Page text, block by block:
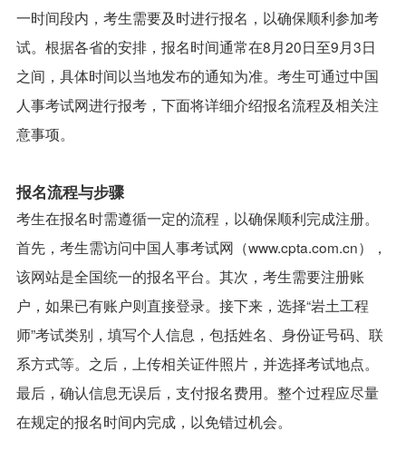
一时间段内，考生需要及时进行报名，以确保顺利参加考
试。根据各省的安排，报名时间通常在8月20日至9月3日
之间，具体时间以当地发布的通知为准。考生可通过中国
人事考试网进行报考，下面将详细介绍报名流程及相关注
意事项。
报名流程与步骤
考生在报名时需遵循一定的流程，以确保顺利完成注册。
首先，考生需访问中国人事考试网（www.cpta.com.cn），
该网站是全国统一的报名平台。其次，考生需要注册账
户，如果已有账户则直接登录。接下来，选择“岩土工程
师”考试类别，填写个人信息，包括姓名、身份证号码、联
系方式等。之后，上传相关证件照片，并选择考试地点。
最后，确认信息无误后，支付报名费用。整个过程应尽量
在规定的报名时间内完成，以免错过机会。